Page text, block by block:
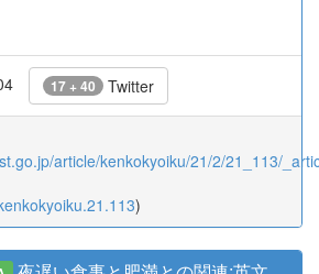
17 + 40 Twitter
article/kenkokyoiku/21/2/21_113/
)